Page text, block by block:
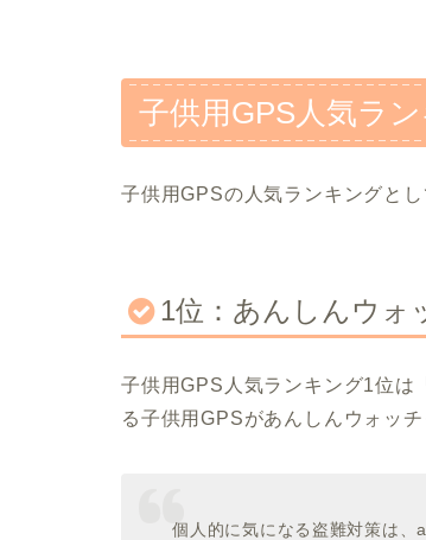
子供用GPS人気ラ
子供用GPSの人気ランキングと
1位：あんしんウォ
子供用GPS人気ランキング1位は
る子供用GPSがあんしんウォッチ
個人的に気になる盗難対策は、